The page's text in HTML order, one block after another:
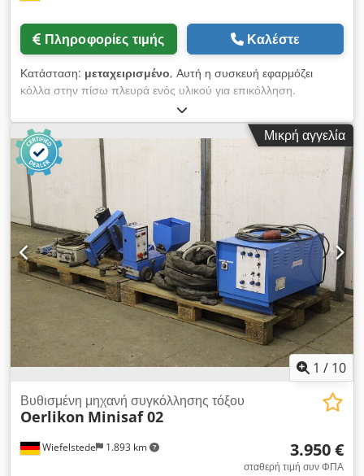
εστιακό μήκος αντίστοιχα, η κοπή είναι πιο ακριβής. Κατάλληλο
για πολλαπλά εστιακά μήκη και η εστιακή θέση θα ρυθμιστεί
Dodpfx Ahjg D Nz Rspewa
Πληροφορίες τιμής Καλέστε
Κατάσταση: μεταχειρισμένο, Αυτή η συσκευή εφαρμόζει
κόλλα στην πίσω πλευρά ενός υλικού για επικόλληση.
Μηχάνημα επικόλλησης / Μηχάνημα επικόλλησης Tränklein
AM500 Διπλοκυλινδρικό μηχάνημα επικόλλησης Αριθμός
σειράς: 2535 Ωφέλιμο πλάτος εργασίας: 500 mm Ταχύτητα
εργασίας: 4 - 20 m/min Για χρήση με ψυχρή κόλλα
Επιθεώρηση μέσω διαδικτυακού βίντεο με WhatsApp – MS
Zoom – Telegram Σε απόθεμα στο Emskirchen/Νυρεμβέργη –
Άμεσα διαθέσιμο – Δυνατότητα δοκιμής Dwedpfx Aheyq S
Iyjpea
Μικρή αγγελία
1 / 10
Wiefelstede 1.893 km
Βυθισμένη μηχανή συγκόλλησης τόξου
Oerlikon Minisaf 02
3.950 €
σταθερή τιμή συν ΦΠΑ